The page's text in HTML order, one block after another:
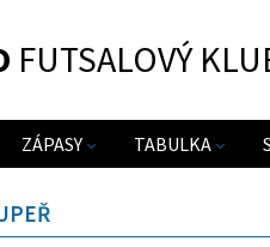
FUTSALOVÝ
ZÁPASY TABULKA